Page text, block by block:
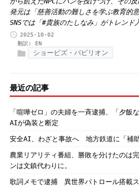
発元は「慈善活動の難しさを学ぶ教育的
SNSでは「#貴族のたしなみ」がトレンド
2025-10-02
翻訳: EN
ショービズ・パビリオン
最近の記事
「喧嘩ゼロ」の夫婦を一斉逮捕、「夕飯
AIが偽装と断定
安全AI、わざと事故へ 地方鉄道に「補
農業リアリティ番組、勝敗を分けたのは
ンは文鎮代わりに。
歌詞メモで逮捕 異世界パトロール搭載